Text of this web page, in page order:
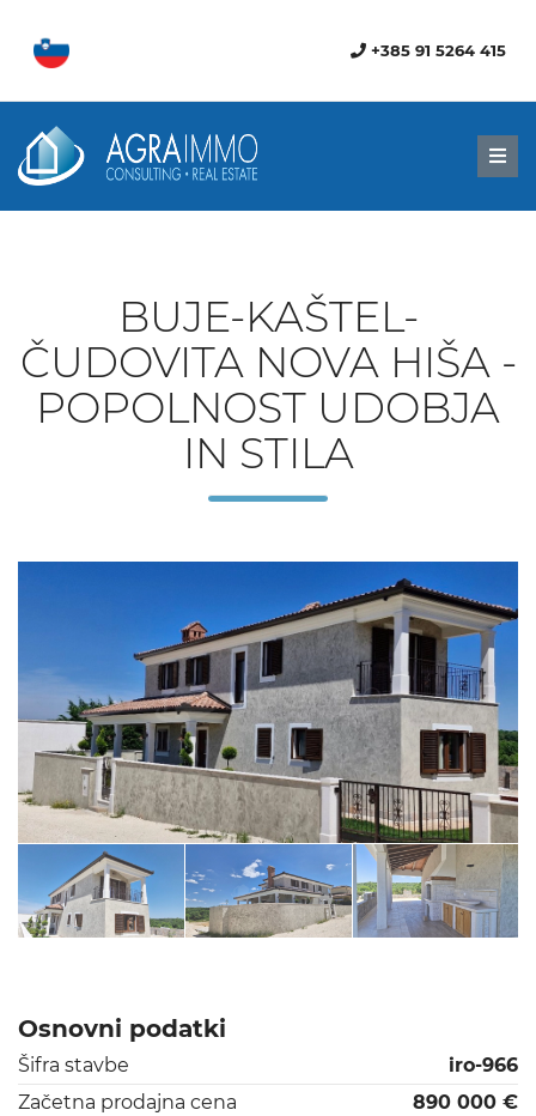
+385 91 5264 415
BUJE-KAŠTEL-
ČUDOVITA NOVA HIŠA -
POPOLNOST UDOBJA
IN STILA
Osnovni podatki
Šifra stavbe
iro-966
Začetna prodajna cena
890 000 €